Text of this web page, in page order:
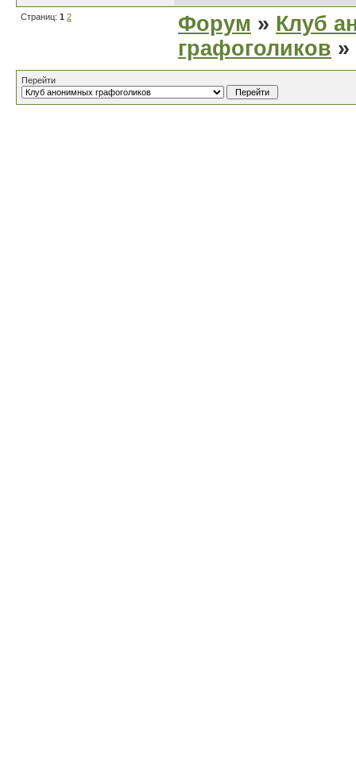
Страниц: 1 2 Форум » Клуб
графоголиков
Перейти